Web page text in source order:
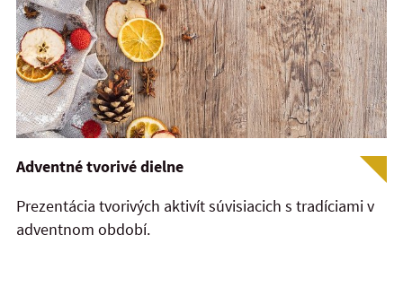
Adventné tvorivé dielne
Prezentácia tvorivých aktivít súvisiacich s tradíciami v
adventnom období.